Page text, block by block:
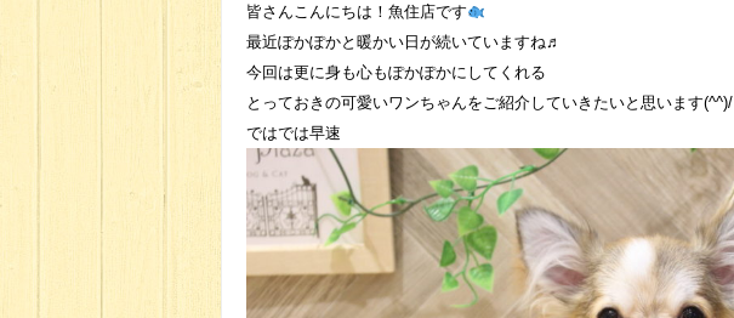
皆さんこんにちは！魚住店です
最近ぽかぽかと暖かい日が続いていますね♬
今回は更に身も心もぽかぽかにしてくれる
とっておきの可愛いワンちゃんをご紹介していきたいと思います(^^)/
ではでは早速